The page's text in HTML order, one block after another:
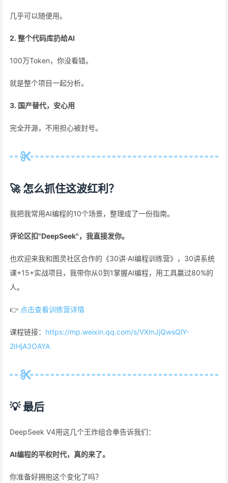
几乎可以随便用。
2. 整个代码库扔给AI
100万Token，你没看错。
就是整个项目一起分析。
3. 国产替代，安心用
完全开源，不用担心被封号。
🚀 怎么抓住这波红利？
我把我常用AI编程的10个场景，整理成了一份指南。
评论区扣"DeepSeek"，我直接发你。
也欢迎来我和图灵社区合作的《30讲·AI编程训练营》，30讲系统
课+15+实战项目，我带你从0到1掌握AI编程，用工具赢过80%的
人。
👉 点击查看训练营详情
课程链接： https://mp.weixin.qq.com/s/VXmJjQwsQlY-
2IHjA3OAYA
💡 最后
DeepSeek V4用这几个王炸组合拳告诉我们：
AI编程的平权时代，真的来了。
你准备好拥抱这个变化了吗？